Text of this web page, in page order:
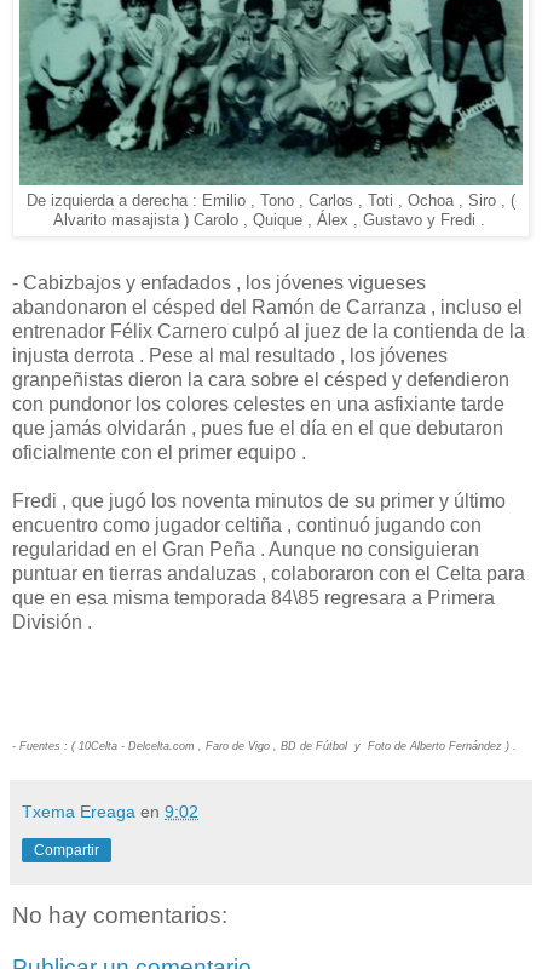
De izquierda a derecha : Emilio , Tono , Carlos , Toti , Ochoa , Siro , (
Alvarito masajista ) Carolo , Quique , Álex , Gustavo y Fredi .
- Cabizbajos y enfadados , los jóvenes vigueses
abandonaron el césped del Ramón de Carranza , incluso el
entrenador Félix Carnero culpó al juez de la contienda de la
injusta derrota . Pese al mal resultado , los jóvenes
granpeñistas dieron la cara sobre el césped y defendieron
con pundonor los colores celestes en una asfixiante tarde
que jamás olvidarán , pues fue el día en el que debutaron
oficialmente con el primer equipo .
Fredi , que jugó los noventa minutos de su primer y último
encuentro como jugador celtiña , continuó jugando con
regularidad en el Gran Peña . Aunque no consiguieran
puntuar en tierras andaluzas , colaboraron con el Celta para
que en esa misma temporada 84\85 regresara a Primera
División .
- Fuentes : ( 10Celta - Delcelta.com , Faro de Vigo , BD de Fútbol y Foto de Alberto Fernández ) .
Txema Ereaga en 9:02
Compartir
No hay comentarios: